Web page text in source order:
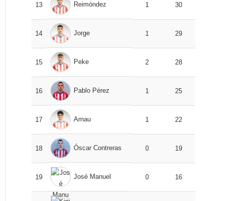
13 Reimóndez 1 30
14 Jorge 1 29
15 Peke 2 28
16 Pablo Pérez 1 25
17 Arnau 1 22
18 Óscar Contreras 0 19
19 José Manuel 0 16